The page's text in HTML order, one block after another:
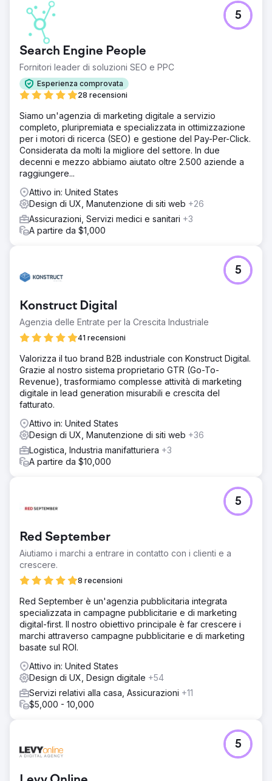
Sfida
The Rope Company, un rivenditore di prodotti per la casa
specializzato in prodotti in corda di alta qualità, aveva
bisogno di rinnovare il proprio branding e la propria
presenza digitale. L'obiettivo era creare un look coerente
e senza tempo che riflettesse la propria missione e i
propri valori, aumentando al contempo la brand
awareness, migliorando l'esperienza utente e stimolando
la crescita dei ricavi.
Soluzione
Anchorur ha fornito un restyling completo del marchio,
inclusi nuovi loghi, sottomarchi, una tavolozza di colori e
una strategia di marca. Hanno riprogettato il sito web di
The Rope Company, migrandolo da WooCommerce a
Shopify con UX/UI migliorata, navigazione migliorata e
integrazione SEO. Anchorur ha anche gestito annunci su
Facebook, Instagram e YouTube e ha condotto
campagne di email marketing. Il loro team ha garantito che
tutti gli sforzi fossero allineati con il nuovo marchio,
creando un aspetto coeso e senza tempo su tutti i canali.
l'aumento dei prezzi dei prodotti, a dimostrazione della
forza del branding rinnovato e della migliore esperienza
alla fiera e i clienti hanno risposto positivamente al
branding coeso e professionale, elevando la reputazione
dell'azienda. Maggiore fiducia: il nuovo branding ha
fornito un aspetto senza tempo e unificato su tutti i canali,
creando fiducia sia con i clienti che con i partner.
Vai alla pagina agenzia
Search Engine People
Fornitori leader di soluzioni SEO e PPC
Esperienza comprovata
28 recensioni
5
Siamo un'agenzia di marketing digitale a servizio
completo, pluripremiata e specializzata in ottimizzazione
per i motori di ricerca (SEO) e gestione del Pay-Per-Click.
Considerata da molti la migliore del settore. In due
decenni e mezzo abbiamo aiutato oltre 2.500 aziende a
raggiungere...
Attivo in: United States
Design di UX, Manutenzione di siti web +26
Assicurazioni, Servizi medici e sanitari +3
A partire da $1,000
Konstruct Digital
Agenzia delle Entrate per la Crescita Industriale
41 recensioni
5
Valorizza il tuo brand B2B industriale con Konstruct Digital.
Grazie al nostro sistema proprietario GTR (Go-To-
Revenue), trasformiamo complesse attività di marketing
digitale in lead generation misurabili e crescita del
fatturato.
Attivo in: United States
Design di UX, Manutenzione di siti web +36
Logistica, Industria manifatturiera +3
A partire da $10,000
Red September
Aiutiamo i marchi a entrare in contatto con i clienti e a
crescere.
8 recensioni
5
Red September è un'agenzia pubblicitaria integrata
specializzata in campagne pubblicitarie e di marketing
digital-first. Il nostro obiettivo principale è far crescere i
marchi attraverso campagne pubblicitarie e di marketing
basate sul ROI.
Attivo in: United States
Design di UX, Design digitale +54
Servizi relativi alla casa, Assicurazioni +11
$5,000 - 10,000
5